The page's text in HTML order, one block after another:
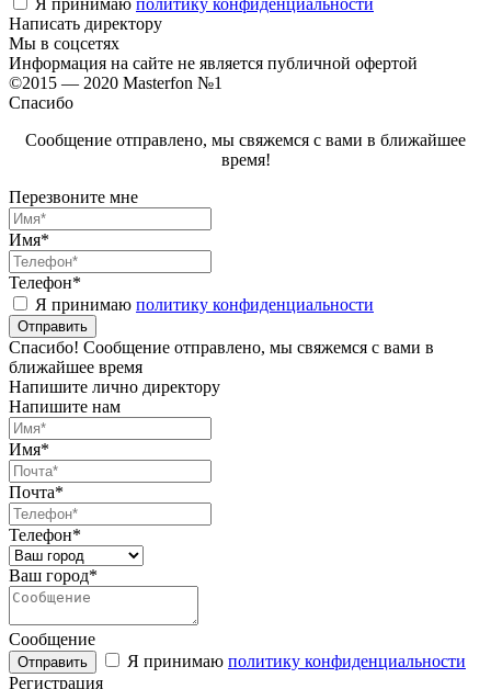
Написать директору
Мы в соцсетях
Информация на сайте не является публичной офертой
©2015 — 2020 Masterfon №1
Спасибо
Сообщение отправлено, мы свяжемся с вами в ближайшее
время!
Перезвоните мне
Имя*
Телефон*
Я принимаю политику конфиденциальности
Спасибо! Сообщение отправлено, мы свяжемся с вами в
ближайшее время
Напишите лично директору
Напишите нам
Имя*
Почта*
Телефон*
Ваш город*
Сообщение
Я принимаю политику конфиденциальности
Регистрация